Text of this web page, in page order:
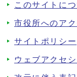
このサイトに
市役所へのアク
サイトポリシー
ウェブアクセ